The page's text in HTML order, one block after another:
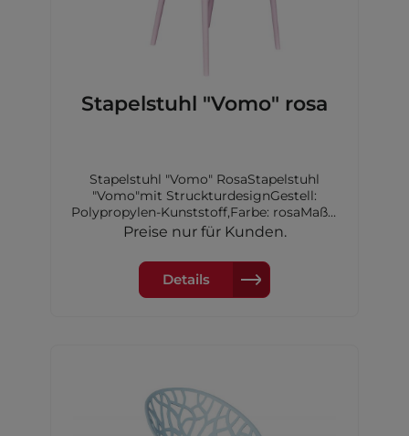
Stapelstuhl "Vomo" rosa
Stapelstuhl "Vomo" RosaStapelstuhl
"Vomo"mit StruckturdesignGestell:
Polypropylen-Kunststoff,Farbe: rosaMaße:
60,5x58x79cm
Preise nur für Kunden.
Details